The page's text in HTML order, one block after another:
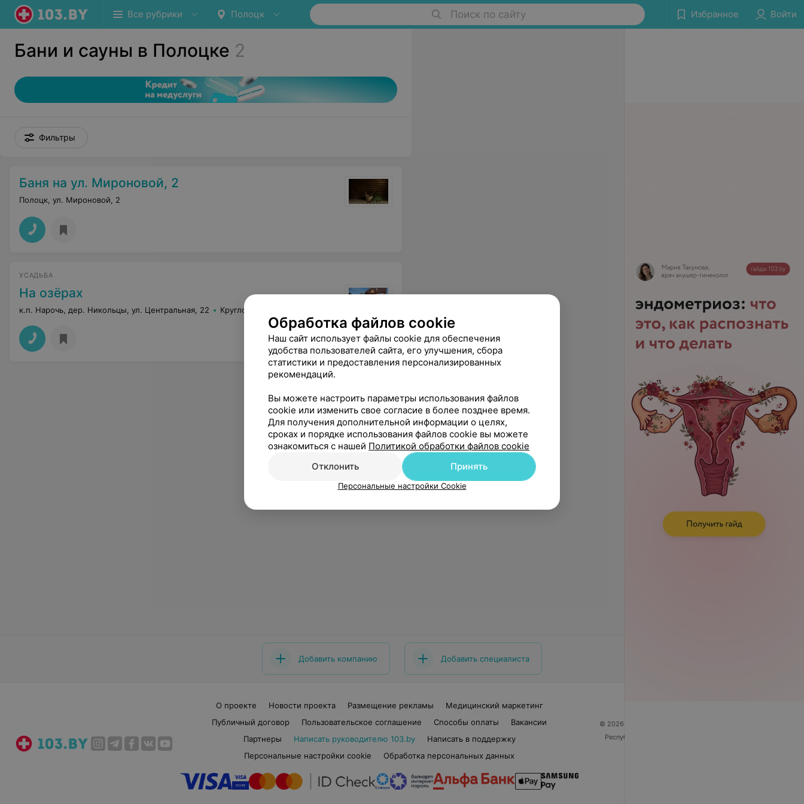
Все рубрики Полоцк Поиск по сайту Избранное Войти
Бани и сауны в Полоцке 2
Фильтры
Баня на ул. Мироновой, 2
Полоцк, ул. Мироновой, 2
УСАДЬБА
На озёрах
к.п. Нарочь, дер. Никольцы, ул. Центральная, 22 Круглосуточно
Добавить компанию Добавить специалиста
О проекте Новости проекта Размещение рекламы
Медицинский маркетинг
Публичный договор
Пользовательское соглашение Способы оплаты
Вакансии
Партнеры
Написать руководителю 103.by
Написать в поддержку
Персональные настройки cookie
Обработка персональных данных
© 2026 ООО «Артокс Лаб», УНП 191700409
Республика Беларусь, г. Минск, улица Толбухина, 2,
Обработка файлов cookie
Наш сайт использует файлы cookie для обеспечения
удобства пользователей сайта, его улучшения, сбора
статистики и предоставления персонализированных
рекомендаций.
Вы можете настроить параметры использования файлов
cookie или изменить свое согласие в более позднее время.
Для получения дополнительной информации о целях,
сроках и порядке использования файлов cookie вы можете
ознакомиться с нашей Политикой обработки файлов cookie
Отклонить
Принять
Персональные настройки Cookie